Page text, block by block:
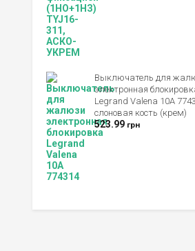
Выключатель для
электронная
Legrand Valena 10А
слоновая кость (крем)
523.99 грн